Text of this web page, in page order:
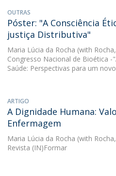
OUTRAS
Póster: "A Consciência
justiça Distributiva"
Maria Lúcia da Rocha (with
Congresso Nacional de Bioética
Saúde: Perspectivas para um
ARTIGO
A Dignidade Humana:
Enfermagem
Maria Lúcia da Rocha (with
Revista (IN)Formar